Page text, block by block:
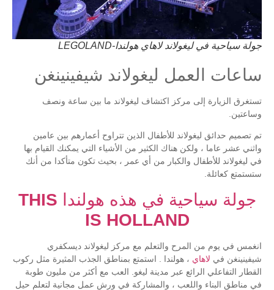
جولة سياحية في ليغولاند لاهاي هولندا-LEGOLAND
ساعات العمل ليغولاند شيفينينغن
تستغرق الزيارة إلى مركز اكتشاف ليغولاند ما بين ساعة ونصف
وساعتين.
تم تصميم حدائق ليغولاند للأطفال الذين تتراوح أعمارهم بين عامين
واثني عشر عاما ، ولكن هناك الكثير من الأشياء التي يمكنك القيام بها
في ليغولاند للأطفال والكبار من أي عمر ، بحيث تكون متأكدا من أنك
ستستمتع كعائلة.
جولة سياحية في هذه هولندا THIS
IS HOLLAND
انغمس في يوم من المرح والتعلم مع مركز ليغولاند ديسكفري
شيفينينغن في لاهاي ، هولندا . استمتع بمناطق الجذب المثيرة مثل ركوب
القطار التفاعلي الرائع عبر مدينة ليغو. العب مع أكثر من مليون طوبة
في مناطق البناء واللعب ، والمشاركة في ورش عمل مجانية لتعلم حيل